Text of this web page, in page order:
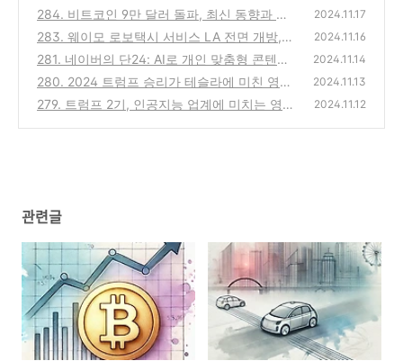
284. 비트코인 9만 달러 돌파, 최신 동향과 향
후 투자 전망
(0)
2024.11.17
283. 웨이모 로보택시 서비스 LA 전면 개방,
자율주행 시장의 선두 주자?
(0)
2024.11.16
281. 네이버의 단24: AI로 개인 맞춤형 콘텐츠
와 검색 혁신
(0)
2024.11.14
280. 2024 트럼프 승리가 테슬라에 미친 영
향: 머스크와 전기차 시장의 새로운 기회
(0)
2024.11.13
279. 트럼프 2기, 인공지능 업계에 미치는 영
2024.11.12
관련글